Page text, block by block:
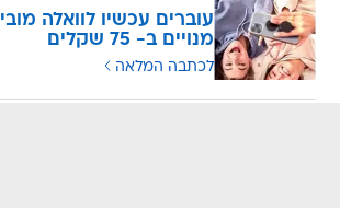
מנויים ב- 75 שקלים
לכתבה המלאה